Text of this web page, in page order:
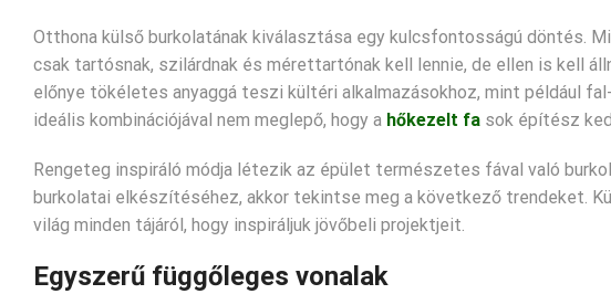
Otthona külső burkolatának kiválasztása egy kulcsfontosságú döntés.
csak tartósnak, szilárdnak és mérettartónak kell lennie, de ellen is kell
előnye tökéletes anyaggá teszi kültéri alkalmazásokhoz, mint például
ideális kombinációjával nem meglepő, hogy a hőkezelt fa sok építész
Rengeteg inspiráló módja létezik az épület természetes fával való
burkolatai elkészítéséhez, akkor tekintse meg a következő trendeket.
világ minden tájáról, hogy inspiráljuk jövőbeli projektjeit.
Egyszerű függőleges vonalak